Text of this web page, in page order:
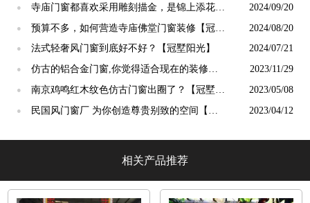
阳光】
●
寺庙门窗都喜欢采用雕刻描金，是锦上添花
吗？【冠墅阳光】
2024/09/20
●
预算不多，如何营造寺庙佛堂门窗装修【冠墅
阳光】
2024/08/20
● 法式轻奢风门窗到底好不好？【冠墅阳光】 2024/07/21
●
仿古的铝合金门窗,你觉得适合现在的装修吗?
【冠墅阳光】
2023/11/29
●
南京鸡鸣红木纹色仿古门窗出圈了？【冠墅阳
光】
2023/05/08
●
民国风门窗厂 为你创造尊贵别致的空间【冠
2023/04/12
相关产品推荐